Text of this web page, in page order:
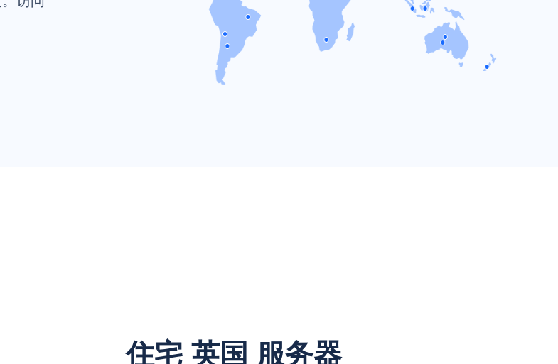
住宅 英国 服务器